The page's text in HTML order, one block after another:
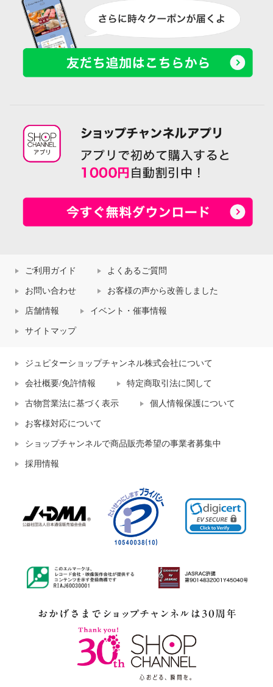
ご利用ガイド よくあるご質問
お問い合わせ お客様の声から改善しました
店舗情報 イベント・催事情報
サイトマップ
ジュピターショップチャンネル株式会社について
会社概要/免許情報 特定商取引法に関して
古物営業法に基づく表示 個人情報保護について
お客様対応について
ショップチャンネルで商品販売希望の事業者募集中
採用情報